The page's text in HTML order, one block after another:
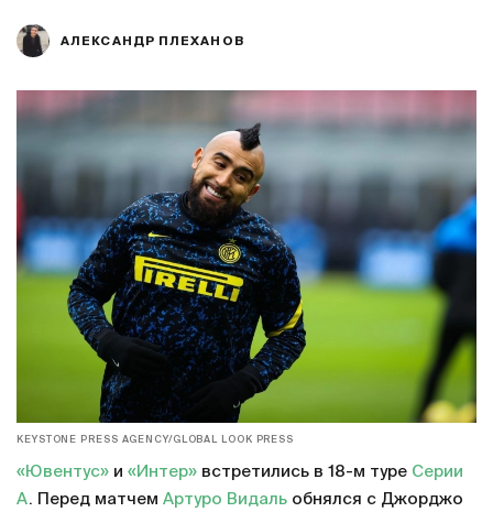
АЛЕКСАНДР ПЛЕХАНОВ
KEYSTONE PRESS AGENCY/GLOBAL LOOK PRESS
«Ювентус» и «Интер» встретились в 18-м туре Серии
А. Перед матчем Артуро Видаль обнялся с Джорджо